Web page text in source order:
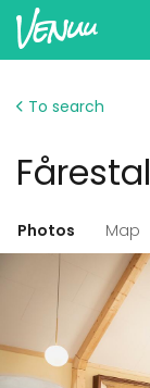
To search
Photos Map